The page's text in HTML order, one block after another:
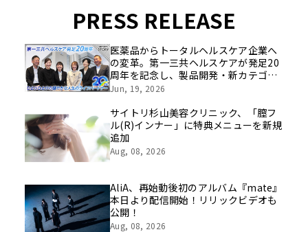
PRESS RELEASE
医薬品からトータルヘルスケア企業へ
の変革。第一三共ヘルスケアが発足20
周年を記念し、製品開発・新カテゴリ
挑戦の舞台や旧社統合時のエピソード
像を公開！
Jun, 19, 2026
サイトリ杉山美容クリニック、「膣フ
ル(R)インナー」に特典メニューを新規
追加
Aug, 08, 2026
AliA、再始動後初のアルバム『mate』
本日より配信開始！リリックビデオも
公開！
Aug, 08, 2026